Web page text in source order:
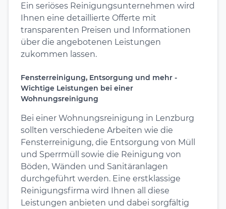
Ein seriöses Reinigungsunternehmen wird
Ihnen eine detaillierte Offerte mit
transparenten Preisen und Informationen
über die angebotenen Leistungen
zukommen lassen.
Fensterreinigung, Entsorgung und mehr -
Wichtige Leistungen bei einer
Wohnungsreinigung
Bei einer Wohnungsreinigung in Lenzburg
sollten verschiedene Arbeiten wie die
Fensterreinigung, die Entsorgung von Müll
und Sperrmüll sowie die Reinigung von
Böden, Wänden und Sanitäranlagen
durchgeführt werden. Eine erstklassige
Reinigungsfirma wird Ihnen all diese
Leistungen anbieten und dabei sorgfältig